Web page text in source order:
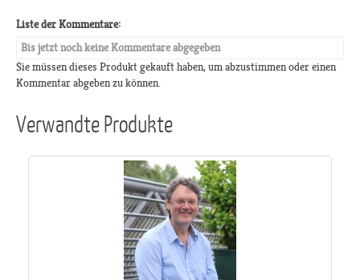
Liste der Kommentare:
Bis jetzt noch keine Kommentare abgegeben
Sie müssen dieses Produkt gekauft haben, um abzustimmen oder einen
Kommentar abgeben zu können.
Verwandte Produkte